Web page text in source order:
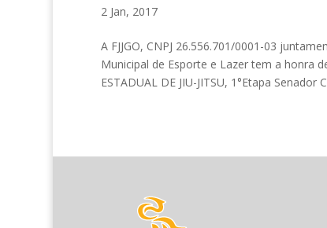
2 Jan, 2017
A FJJGO, CNPJ 26.556.701/0001-03
Municipal de Esporte e Lazer tem a honra
ESTADUAL DE JIU-JITSU, 1°Etapa Senador